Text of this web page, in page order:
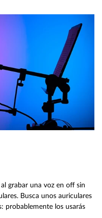
grabar una voz en off sin
Busca unos auriculares
probablemente los usarás